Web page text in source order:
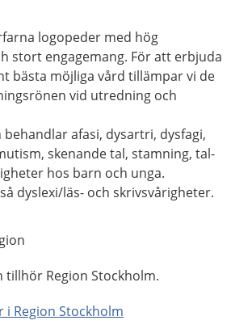
logopeder med hög
stort engagemang. För att erbjuda
bästa möjliga vård tillämpar vi de
vid utredning och
afasi, dysartri, dysfagi,
skenande tal, stamning, tal-
hos barn och unga.
dyslexi/läs- och skrivsvårigheter.
tillhör Region Stockholm.
i Region Stockholm